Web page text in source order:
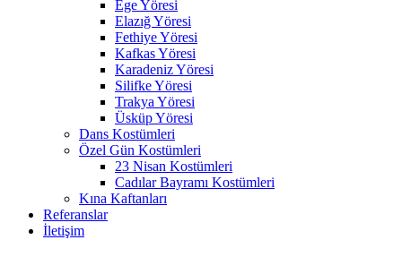
Ege Yöresi
Elazığ Yöresi
Fethiye Yöresi
Kafkas Yöresi
Karadeniz Yöresi
Silifke Yöresi
Trakya Yöresi
Üsküp Yöresi
Dans Kostümleri
Özel Gün Kostümleri
23 Nisan Kostümleri
Cadılar Bayramı Kostümleri
Kına Kaftanları
Referanslar
İletişim